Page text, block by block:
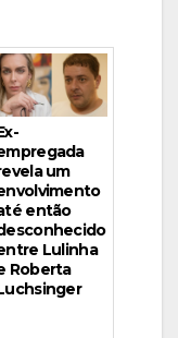
um
então
Lulinha
Roberta